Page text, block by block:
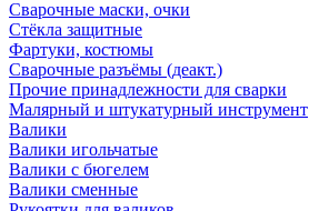
Сварочные маски, очки
Стёкла защитные
Фартуки, костюмы
Сварочные разъёмы (деакт.)
Прочие принадлежности для сварки
Малярный и штукатурный инструмент
Валики
Валики игольчатые
Валики с бюгелем
Валики сменные